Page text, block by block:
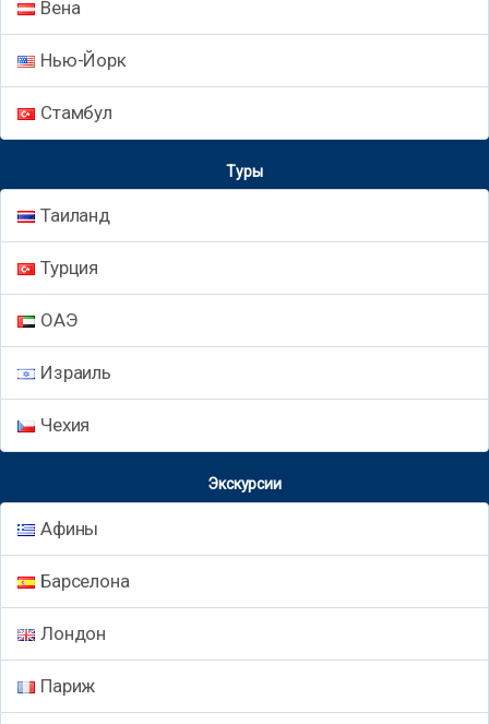
Вена
Нью-Йорк
Стамбул
Туры
Таиланд
Турция
ОАЭ
Израиль
Чехия
Экскурсии
Афины
Барселона
Лондон
Париж